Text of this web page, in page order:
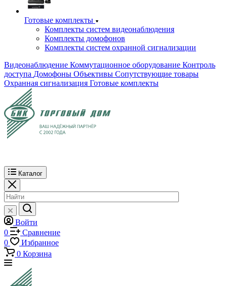
Готовые комплекты
Комплекты систем видеонаблюдения
Комплекты домофонов
Комплекты систем охранной сигнализации
Видеонаблюдение Коммутационное оборудование Контроль
доступа Домофоны Объективы Сопутствующие товары
Охранная сигнализация Готовые комплекты
Каталог
Войти
0
Сравнение
0
Избранное
0 Корзина